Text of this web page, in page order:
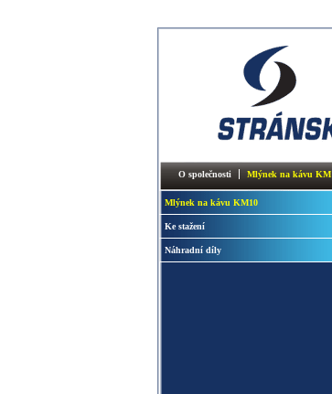
O společnosti Mlýnek na kávu KM
Mlýnek na kávu KM10
Ke stažení
Náhradní díly